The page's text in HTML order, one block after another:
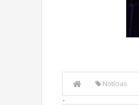
Notícias
-